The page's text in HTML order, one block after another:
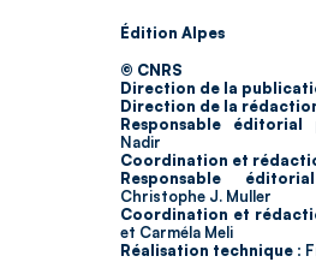
Édition Alpes
© CNRS
Direction de la
Direction de la
Responsable
Nadir
Coordination et
Responsable
Christophe J. Muller
Coordination et
et Carméla Meli
Réalisation technique :